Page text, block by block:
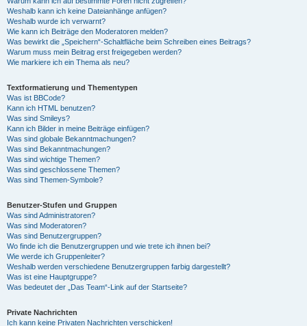
Weshalb kann ich keine Dateianhänge anfügen?
Weshalb wurde ich verwarnt?
Wie kann ich Beiträge den Moderatoren melden?
Was bewirkt die „Speichern“-Schaltfläche beim Schreiben eines Beitrags?
Warum muss mein Beitrag erst freigegeben werden?
Wie markiere ich ein Thema als neu?
Textformatierung und Thementypen
Was ist BBCode?
Kann ich HTML benutzen?
Was sind Smileys?
Kann ich Bilder in meine Beiträge einfügen?
Was sind globale Bekanntmachungen?
Was sind Bekanntmachungen?
Was sind wichtige Themen?
Was sind geschlossene Themen?
Was sind Themen-Symbole?
Benutzer-Stufen und Gruppen
Was sind Administratoren?
Was sind Moderatoren?
Was sind Benutzergruppen?
Wo finde ich die Benutzergruppen und wie trete ich ihnen bei?
Wie werde ich Gruppenleiter?
Weshalb werden verschiedene Benutzergruppen farbig dargestellt?
Was ist eine Hauptgruppe?
Was bedeutet der „Das Team“-Link auf der Startseite?
Private Nachrichten
Ich kann keine Privaten Nachrichten verschicken!